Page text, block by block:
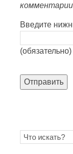
Введите
(обязательно)
Отправить